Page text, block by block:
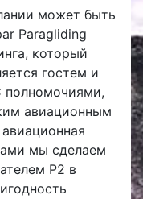
может быть
Paragliding
который
гостем и
полномочиями,
авиационным
мы сделаем
P2 в